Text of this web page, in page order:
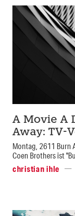
A Movie A
Away: TV-
Montag, 2611 Burn
Coen Brothers ist
christian ihle